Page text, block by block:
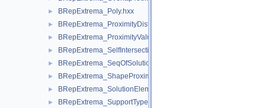
► BRepExtrema_Poly.hxx
► BRepExtrema_ProximityDistTool.hxx
► BRepExtrema_ProximityValueTool.hxx
► BRepExtrema_SelfIntersection.hxx
► BRepExtrema_SeqOfSolution.hxx
► BRepExtrema_ShapeProximity.hxx
► BRepExtrema_SolutionElem.hxx
► BRepExtrema_SupportType.hxx